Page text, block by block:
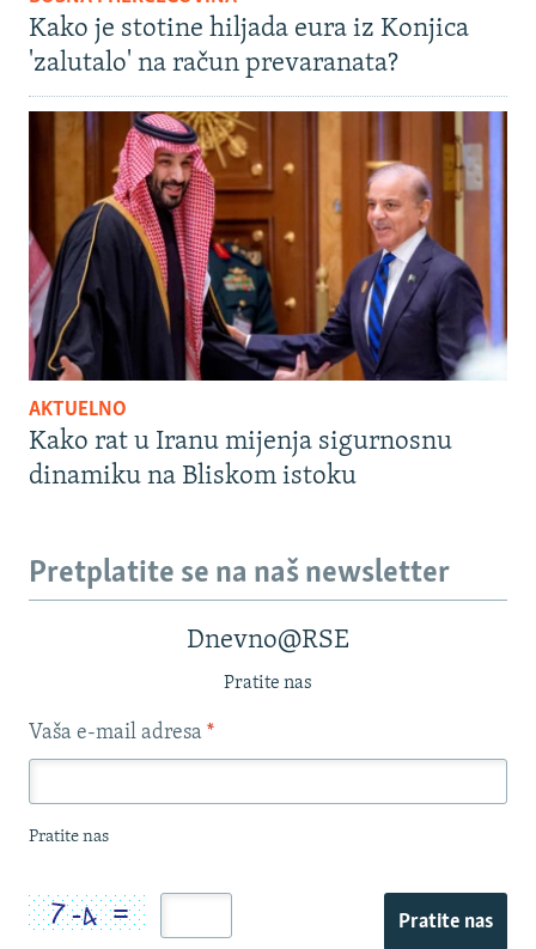
Kako je stotine hiljada eura iz Konjica
'zalutalo' na račun prevaranata?
AKTUELNO
Kako rat u Iranu mijenja sigurnosnu
dinamiku na Bliskom istoku
Pretplatite se na naš newsletter
Dnevno@RSE
Pratite nas
Vaša e-mail adresa *
Pratite nas
Pratite nas